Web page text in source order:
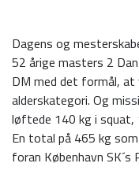
Dagens og
52 årige masters 2
DM med det formål,
alderskategori. Og
løftede 140 kg i
En total på 465 kg
foran København